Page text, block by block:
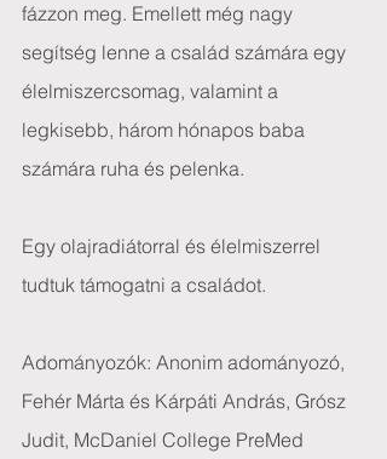
fázzon meg. Emellett még nagy
segítség lenne a család számára egy
élelmiszercsomag, valamint a
legkisebb, három hónapos baba
számára ruha és pelenka.
Egy olajradiátorral és élelmiszerrel
tudtuk támogatni a családot.
Adományozók: Anonim adományozó,
Fehér Márta és Kárpáti András, Grósz
Judit, McDaniel College PreMed